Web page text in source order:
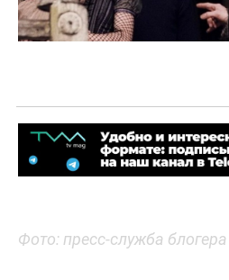
Фото: пресс-служба блогера